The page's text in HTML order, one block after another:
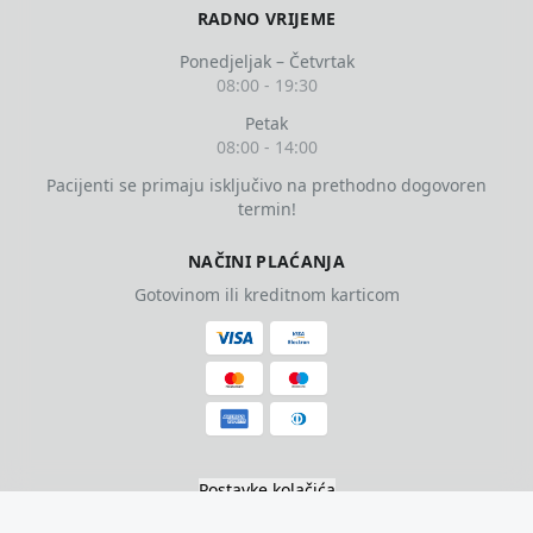
RADNO VRIJEME
Ponedjeljak – Četvrtak
08:00 - 19:30
Petak
08:00 - 14:00
Pacijenti se primaju isključivo na prethodno dogovoren
termin!
NAČINI PLAĆANJA
Gotovinom ili kreditnom karticom
Postavke kolačića